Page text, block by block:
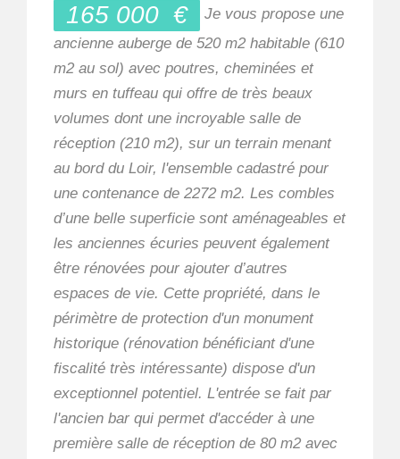
165 000 €
Je vous propose une
ancienne auberge de 520 m2 habitable (610
m2 au sol) avec poutres, cheminées et
murs en tuffeau qui offre de très beaux
volumes dont une incroyable salle de
réception (210 m2), sur un terrain menant
au bord du Loir, l'ensemble cadastré pour
une contenance de 2272 m2. Les combles
d’une belle superficie sont aménageables et
les anciennes écuries peuvent également
être rénovées pour ajouter d’autres
espaces de vie. Cette propriété, dans le
périmètre de protection d'un monument
historique (rénovation bénéficiant d'une
fiscalité très intéressante) dispose d'un
exceptionnel potentiel. L'entrée se fait par
l'ancien bar qui permet d'accéder à une
première salle de réception de 80 m2 avec